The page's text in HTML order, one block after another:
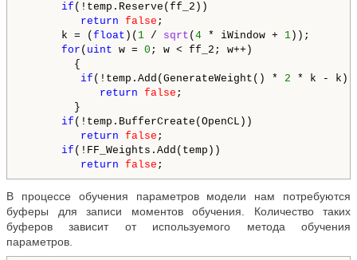
if (!temp.Reserve(ff_2))
return false ;
k = ( float )( 1 / sqrt ( 4 * iWindow + 1 ));
for ( uint w = 0 ; w < ff_2; w++)
{
if (!temp.Add(GenerateWeight() * 2 * k - k))
return false ;
}
if (!temp.BufferCreate(OpenCL))
return false ;
if (!FF_Weights.Add(temp))
return false
В процессе обучения параметров модели нам потребуются
буферы для записи моментов обучения. Количество таких
буферов зависит от используемого метода обучения
параметров.